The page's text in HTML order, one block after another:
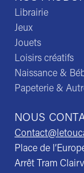
Librairie
Jeux
Jouets
Loisirs créatifs
Naissance &
Papeterie &
NOUS
Place de
Arrêt Tram